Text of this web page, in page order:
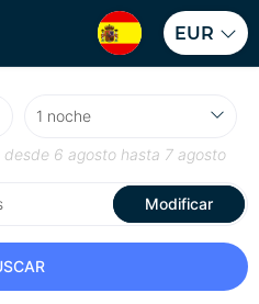
EUR
desde 6 agosto hasta 7 agosto
Modificar